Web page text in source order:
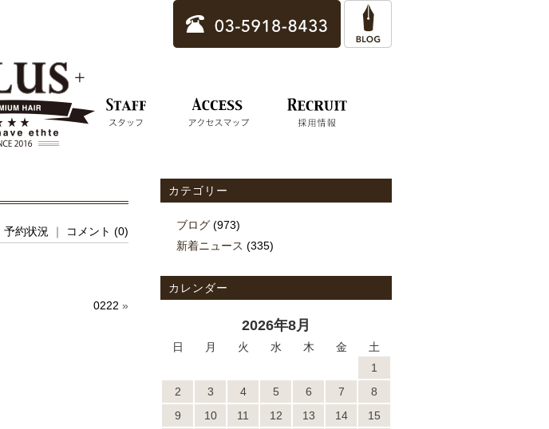
予約状況 ｜ コメント (0)
0222 »
カテゴリー
ブログ (973)
新着ニュース (335)
カレンダー
2026年8月
日 月 火 水 木 金
土
1
2
3 4 5 6 7
8
9
10 11 12 13 14
15